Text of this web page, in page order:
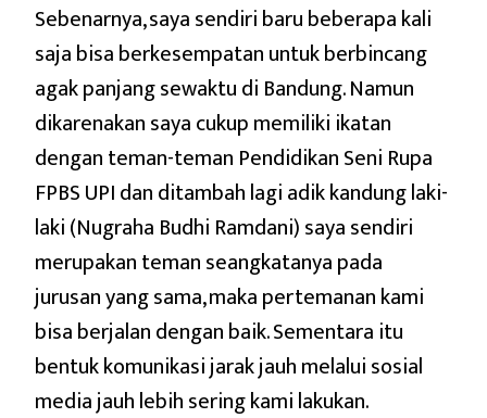
Sebenarnya, saya sendiri baru beberapa kali
saja bisa berkesempatan untuk berbincang
agak panjang sewaktu di Bandung. Namun
dikarenakan saya cukup memiliki ikatan
dengan teman-teman Pendidikan Seni Rupa
FPBS UPI dan ditambah lagi adik kandung laki-
laki (Nugraha Budhi Ramdani) saya sendiri
merupakan teman seangkatanya pada
jurusan yang sama, maka pertemanan kami
bisa berjalan dengan baik. Sementara itu
bentuk komunikasi jarak jauh melalui sosial
media jauh lebih sering kami lakukan.